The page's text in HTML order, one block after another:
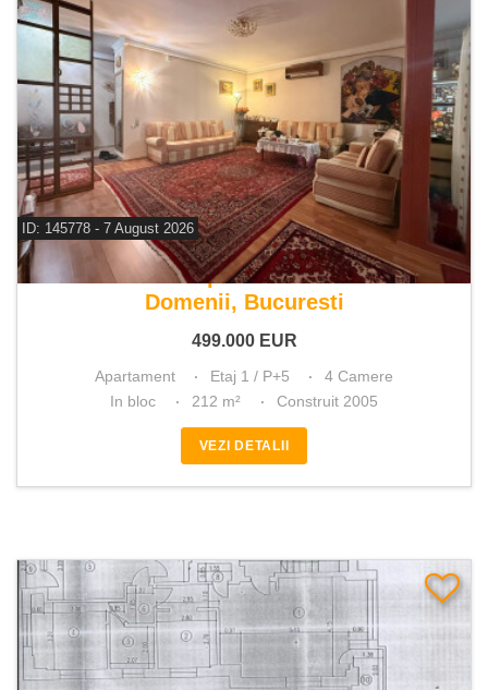
ID: 145778 - 7 August 2026
De vanzare apartament 4 camere
Domenii, Bucuresti
499.000 EUR
Apartament Etaj 1 / P+5
4 Camere
In bloc
212 m² Construit 2005
VEZI DETALII